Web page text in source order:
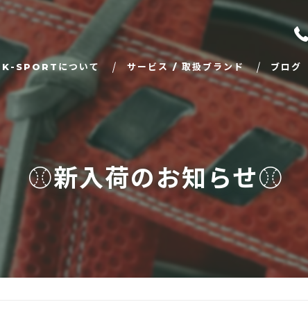
SPORTについて サービス / 取扱ブランド
その他商品
学校体育商品
ブログ
⚾️新入荷のお知らせ⚾️